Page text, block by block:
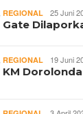
REGIONAL 25 Juni
Gate
REGIONAL 19 Juni